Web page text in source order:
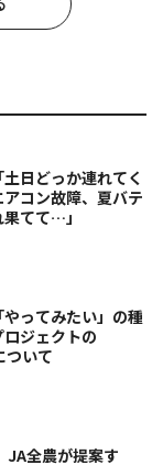
日どっか連れてく
コン故障、夏バテ
てて…」
やってみたい」の種
ジェクトの
ついて
JA全農が提案す